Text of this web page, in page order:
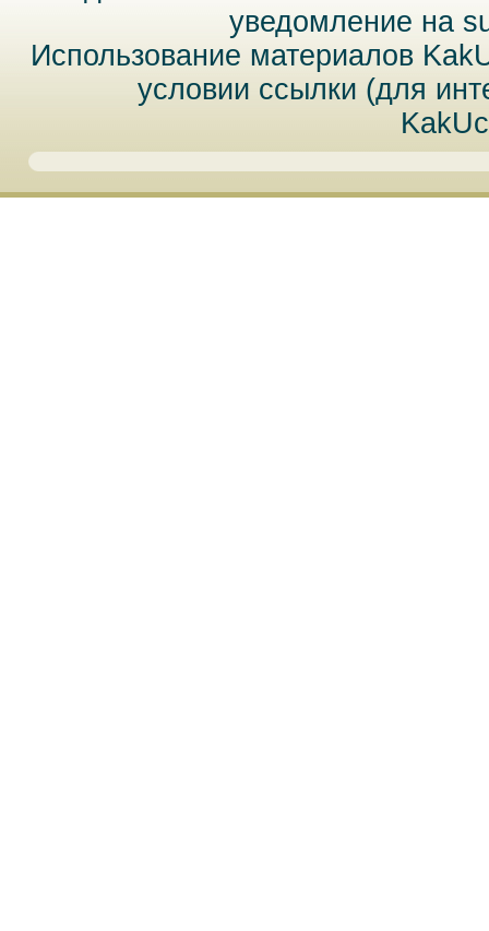
уведомление на
Использование материалов
условии ссылки (для